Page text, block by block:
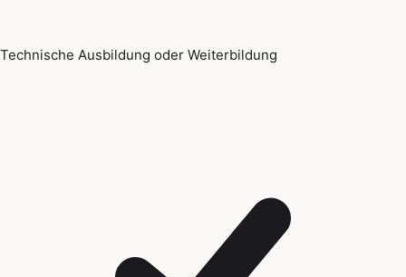
Technische Ausbildung oder Weiterbildung